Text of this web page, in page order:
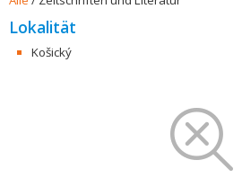
Lokalität
Košický